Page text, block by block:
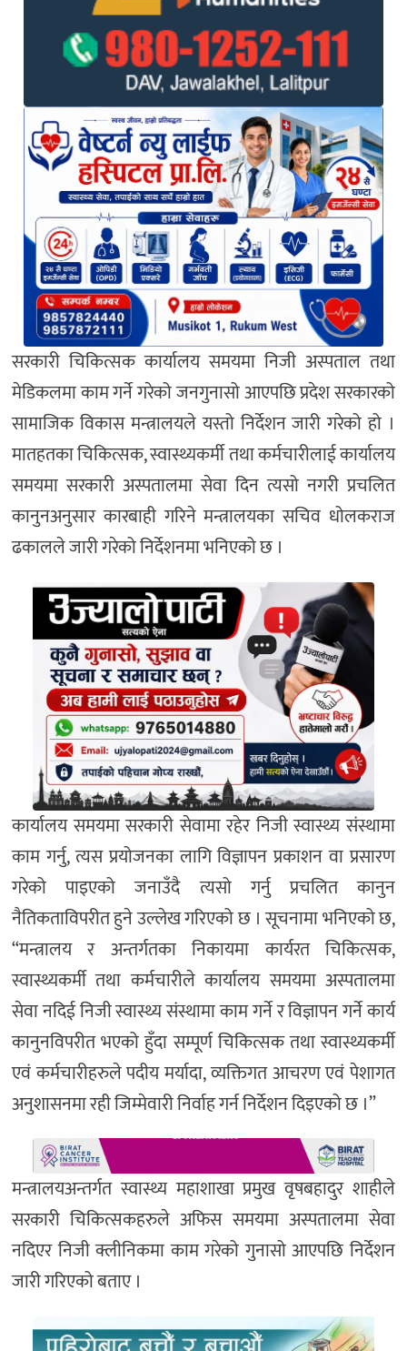
सरकारी चिकित्सक कार्यालय समयमा निजी अस्पताल तथा
मेडिकलमा काम गर्ने गरेको जनगुनासो आएपछि प्रदेश सरकारको
सामाजिक विकास मन्त्रालयले यस्तो निर्देशन जारी गरेको हो ।
मातहतका चिकित्सक, स्वास्थ्यकर्मी तथा कर्मचारीलाई कार्यालय
समयमा सरकारी अस्पतालमा सेवा दिन त्यसो नगरी प्रचलित
कानुनअनुसार कारबाही गरिने मन्त्रालयका सचिव धोलकराज
ढकालले जारी गरेको निर्देशनमा भनिएको छ ।
कार्यालय समयमा सरकारी सेवामा रहेर निजी स्वास्थ्य संस्थामा
काम गर्नु, त्यस प्रयोजनका लागि विज्ञापन प्रकाशन वा प्रसारण
गरेको पाइएको जनाउँदै त्यसो गर्नु प्रचलित कानुन
नैतिकताविपरीत हुने उल्लेख गरिएको छ । सूचनामा भनिएको छ,
“मन्त्रालय र अन्तर्गतका निकायमा कार्यरत चिकित्सक,
स्वास्थ्यकर्मी तथा कर्मचारीले कार्यालय समयमा अस्पतालमा
सेवा नदिई निजी स्वास्थ्य संस्थामा काम गर्ने र विज्ञापन गर्ने कार्य
कानुनविपरीत भएको हुँदा सम्पूर्ण चिकित्सक तथा स्वास्थ्यकर्मी
एवं कर्मचारीहरुले पदीय मर्यादा, व्यक्तिगत आचरण एवं पेशागत
अनुशासनमा रही जिम्मेवारी निर्वाह गर्न निर्देशन दिइएको छ ।”
मन्त्रालयअन्तर्गत स्वास्थ्य महाशाखा प्रमुख वृषबहादुर शाहीले
सरकारी चिकित्सकहरुले अफिस समयमा अस्पतालमा सेवा
नदिएर निजी क्लीनिकमा काम गरेको गुनासो आएपछि निर्देशन
जारी गरिएको बताए ।